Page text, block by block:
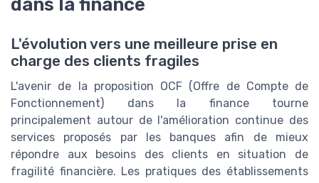
dans la finance
L'évolution vers une meilleure prise en
charge des clients fragiles
L'avenir de la proposition OCF (Offre de Compte de
Fonctionnement) dans la finance tourne
principalement autour de l'amélioration continue des
services proposés par les banques afin de mieux
répondre aux besoins des clients en situation de
fragilité financière. Les pratiques des établissements